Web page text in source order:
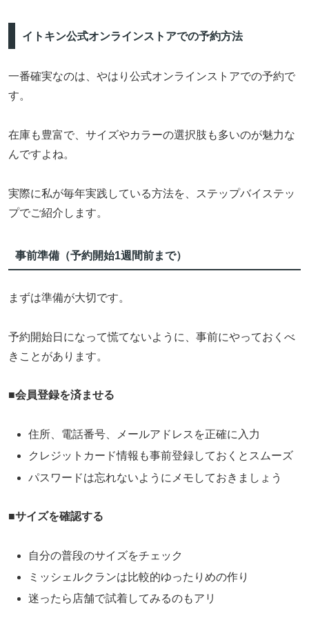
イトキン公式オンラインストアでの予約方法
一番確実なのは、やはり公式オンラインストアでの予約で
す。
在庫も豊富で、サイズやカラーの選択肢も多いのが魅力な
んですよね。
実際に私が毎年実践している方法を、ステップバイステッ
プでご紹介します。
事前準備（予約開始1週間前まで）
まずは準備が大切です。
予約開始日になって慌てないように、事前にやっておくべ
きことがあります。
■会員登録を済ませる
住所、電話番号、メールアドレスを正確に入力
クレジットカード情報も事前登録しておくとスムーズ
パスワードは忘れないようにメモしておきましょう
■サイズを確認する
自分の普段のサイズをチェック
ミッシェルクランは比較的ゆったりめの作り
迷ったら店舗で試着してみるのもアリ